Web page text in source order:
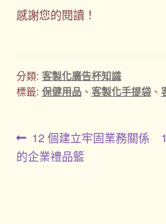
感謝您的閱讀！
分類: 客製化廣告杯知識
標籤: 保健用品、 客製化手提袋、
文
章
上
一
12 個建立牢固業務關係
的企業禮品籃